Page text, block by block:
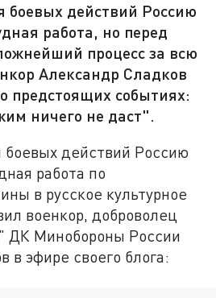
боевых действий Россию
работа, но перед
процесс за всю
Александр Сладков
предстоящих событиях:
ничего не даст".
действий Россию
работа по
в русское культурное
военкор, доброволец
ДК Минобороны России
в эфире своего блога: